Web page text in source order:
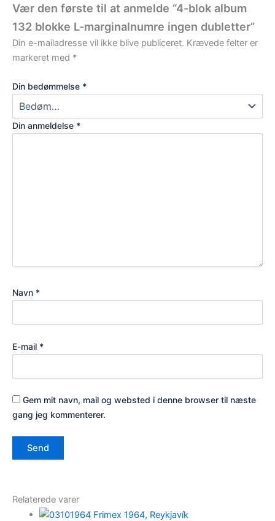
Vær den første til at anmelde “4-blok album
132 blokke L-marginalnumre ingen dubletter”
Din e-mailadresse vil ikke blive publiceret. Krævede felter er
markeret med *
Din bedømmelse *
Din anmeldelse *
Navn *
E-mail *
Gem mit navn, mail og websted i denne browser til næste
gang jeg kommenterer.
Relaterede varer